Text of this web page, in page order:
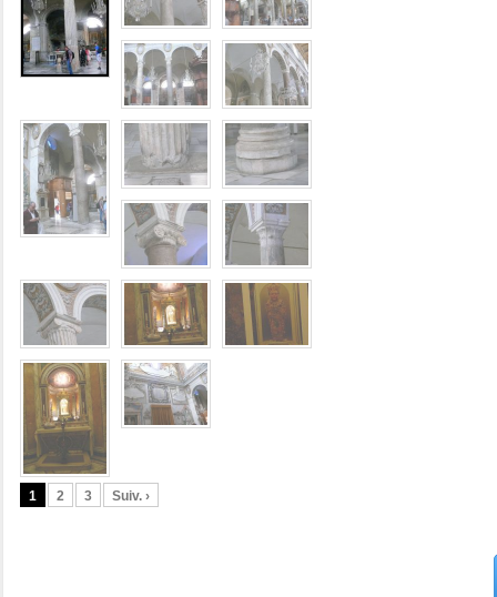
1 2 3 Suiv. ›